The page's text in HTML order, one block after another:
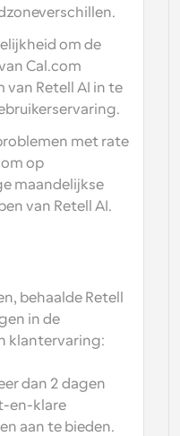
om de
Cal.com
Retell AI in te
met rate
op
maandelijkse
van Retell AI.
behaalde Retell
in de
klantervaring:
dan 2 dagen
en-klare
aan te bieden.